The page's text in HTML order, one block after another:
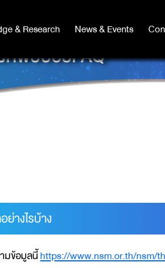
& Research News & Events
& Research News & Events
ที่พบบ่อยFAQ
างไรบ้าง
มข้อมูลนี้https://www.nsm.or.th/nsm/